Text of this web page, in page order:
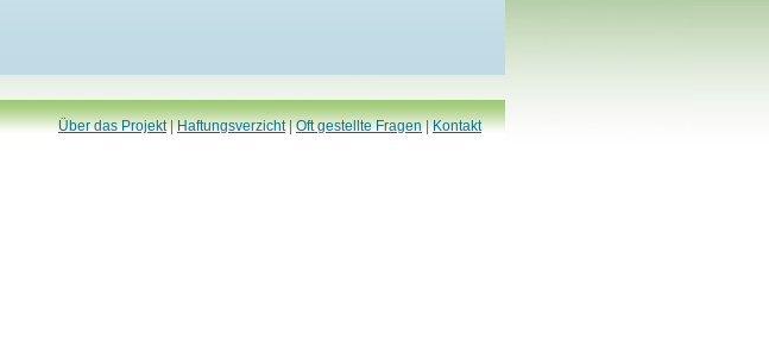
Über das Projekt|Haftungsverzicht|Oft gestellte Fragen|Kontakt